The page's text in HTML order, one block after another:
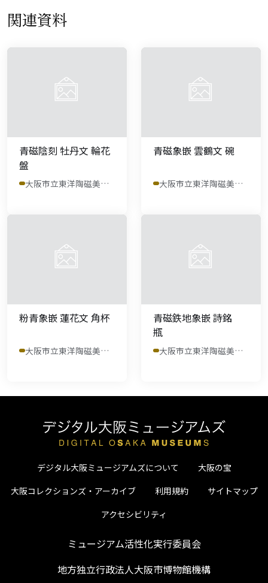
関連資料
青磁陰刻 牡丹文 輪花
盤
大阪市立東洋陶磁美術館
青磁象嵌 雲鶴文 碗
大阪市立東洋陶磁美術館
粉青象嵌 蓮花文 角杯
大阪市立東洋陶磁美術館
青磁鉄地象嵌 詩銘
瓶
大阪市立東洋陶磁美術館
デジタル大阪ミュージアムズについて
大阪の宝
大阪コレクションズ・アーカイブ
利用規約
サイトマップ
アクセシビリティ
ミュージアム活性化実行委員会
地方独立行政法人大阪市博物館機構